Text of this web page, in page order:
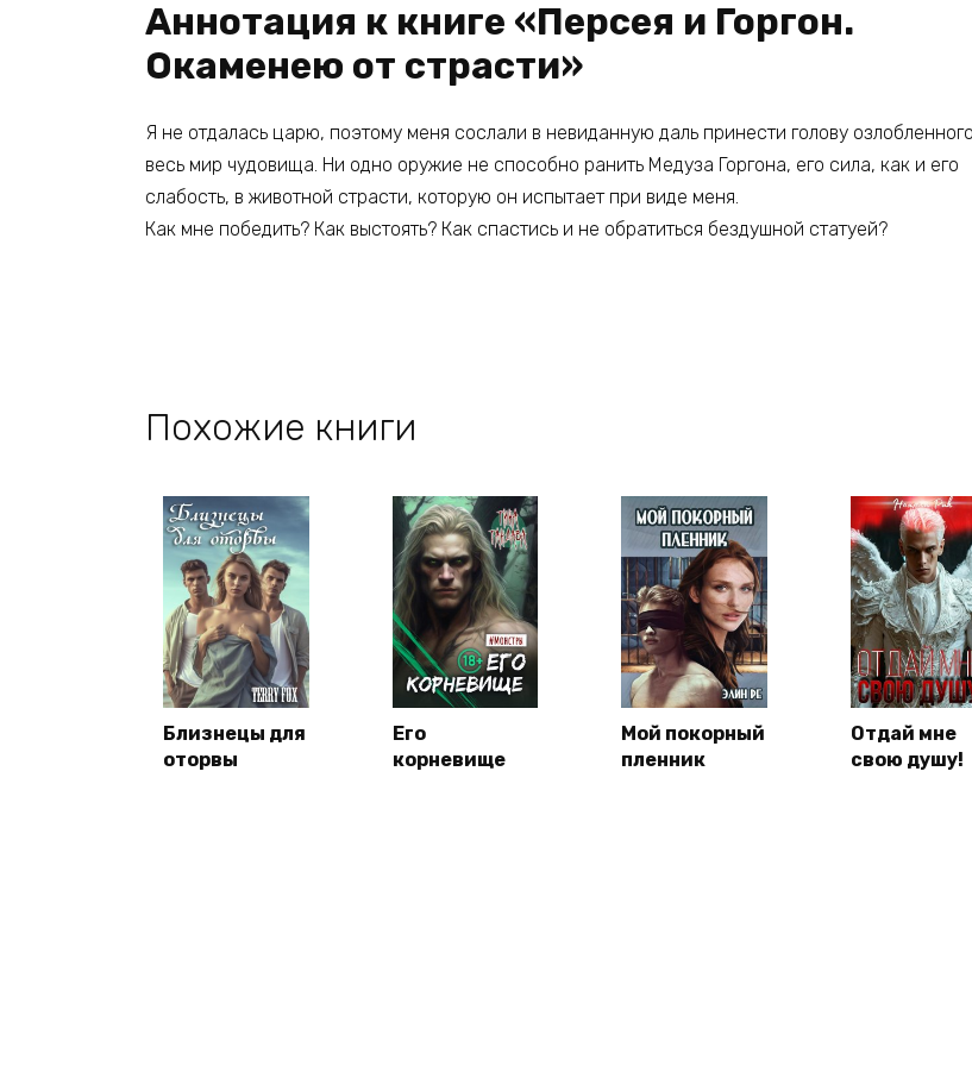
Аннотация к книге «Персея и Горгон.
Окаменею от страсти»
Я не отдалась царю, поэтому меня сослали в невиданную даль принести голову
весь мир чудовища. Ни одно оружие не способно ранить Медуза Горгона, его сила, как и его
слабость, в животной страсти, которую он испытает при виде меня.
Как мне победить? Как выстоять? Как спастись и не обратиться бездушной статуей?
Похожие книги
Близнецы для
оторвы
Его
корневище
Мой покорный
пленник
Отдай мне
свою душу!